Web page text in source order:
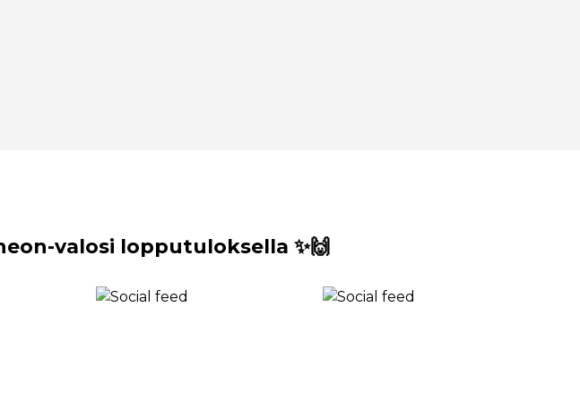
valosi lopputuloksella ✨🙌